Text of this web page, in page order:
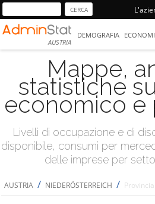
AUSTRIA
DEMOGRAFIA
Mappe,
statistiche
economico e
Livelli di occupazione e di
disponibile, consumi per
delle imprese per
AUSTRIA / NIEDERÖSTERREICH /